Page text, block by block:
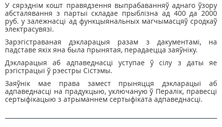
У сярэднім кошт правядзення выпрабаванняў аднаго ўзору
абсталявання з партыі складае прыблізна ад 400 да 2000
руб. у залежнасці ад функцыянальных магчымасцяў сродкаў
электрасувязі.
Зарэгістраваная дэкларацыя разам з дакументамі, на
падставе якіх яна была прынятая, перадаецца заяўнiку.
Дэкларацыя аб адпаведнасці уступае ў сілу з даты яе
рэгістрацыі ў рэестры Сістэмы.
Заяўнік мае права замест прыняцця дэкларацыі аб
адпаведнасці на прадукцыю, уключаную ў Пералiк, правесці
сертыфікацыю з атрыманнем сертыфіката адпаведнасці.